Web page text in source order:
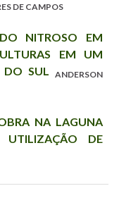
DE CAMPOS
NITROSO EM
EM UM
DO SUL
ANDERSON
NA LAGUNA
UTILIZAÇÃO DE